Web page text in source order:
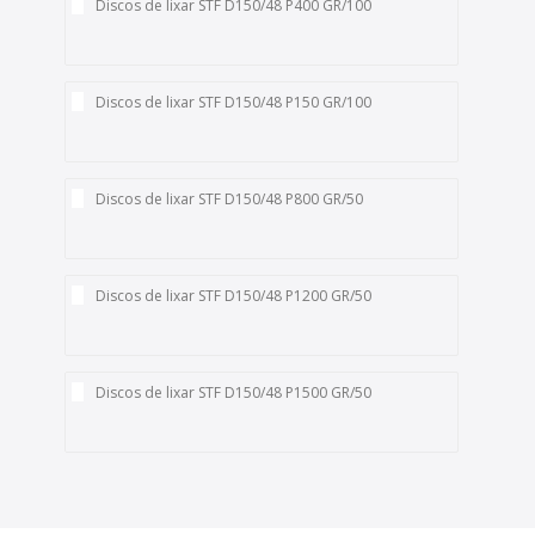
Discos de lixar STF D150/48 P400 GR/100
Discos de lixar STF D150/48 P150 GR/100
Discos de lixar STF D150/48 P800 GR/50
Discos de lixar STF D150/48 P1200 GR/50
Discos de lixar STF D150/48 P1500 GR/50